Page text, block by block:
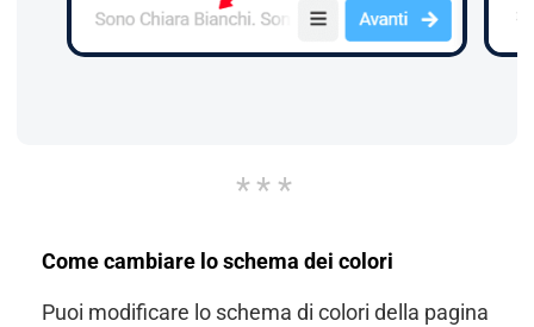
Come cambiare lo schema dei colori
Puoi modificare lo schema di colori della pagina